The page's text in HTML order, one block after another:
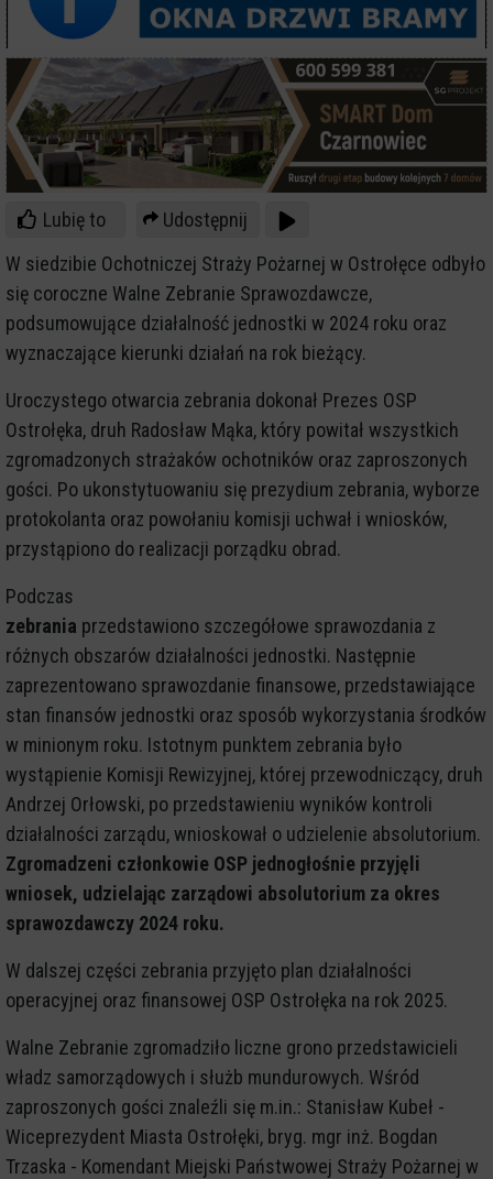
Lubię to
Udostępnij
W siedzibie Ochotniczej Straży Pożarnej w Ostrołęce odbyło
się coroczne Walne Zebranie Sprawozdawcze,
podsumowujące działalność jednostki w 2024 roku oraz
wyznaczające kierunki działań na rok bieżący.
Uroczystego otwarcia zebrania dokonał Prezes OSP
Ostrołęka, druh Radosław Mąka, który powitał wszystkich
zgromadzonych strażaków ochotników oraz zaproszonych
gości. Po ukonstytuowaniu się prezydium zebrania, wyborze
protokolanta oraz powołaniu komisji uchwał i wniosków,
przystąpiono do realizacji porządku obrad.
Podczas
zebrania przedstawiono szczegółowe sprawozdania z
różnych obszarów działalności jednostki. Następnie
zaprezentowano sprawozdanie finansowe, przedstawiające
stan finansów jednostki oraz sposób wykorzystania środków
w minionym roku. Istotnym punktem zebrania było
wystąpienie Komisji Rewizyjnej, której przewodniczący, druh
Andrzej Orłowski, po przedstawieniu wyników kontroli
działalności zarządu, wnioskował o udzielenie absolutorium.
Zgromadzeni członkowie OSP jednogłośnie przyjęli
wniosek, udzielając zarządowi absolutorium za okres
sprawozdawczy 2024 roku.
W dalszej części zebrania przyjęto plan działalności
operacyjnej oraz finansowej OSP Ostrołęka na rok 2025.
Walne Zebranie zgromadziło liczne grono przedstawicieli
władz samorządowych i służb mundurowych. Wśród
zaproszonych gości znaleźli się m.in.: Stanisław Kubeł -
Wiceprezydent Miasta Ostrołęki, bryg. mgr inż. Bogdan
Trzaska - Komendant Miejski Państwowej Straży Pożarnej w